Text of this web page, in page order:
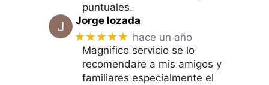
puntuales.
Jorge lozada
★★★★★ hace un año
Magnifico servicio se lo
recomendare a mis amigos y
familiares especialmente el